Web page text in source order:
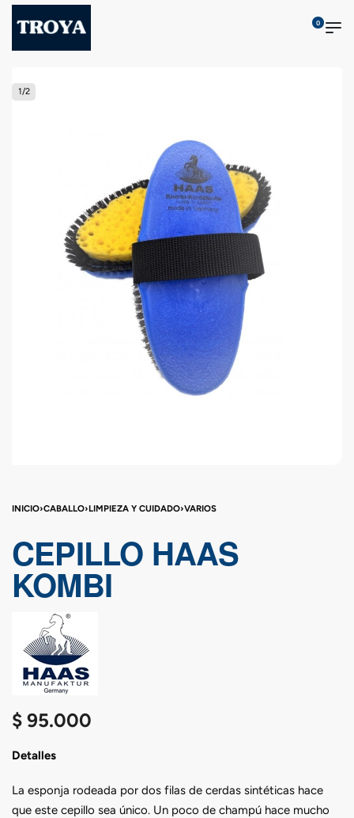
0
1/2
INICIO›CABALLO›LIMPIEZA Y CUIDADO›VARIOS
CEPILLO HAAS
KOMBI
$ 95.000
Detalles
La esponja rodeada por dos filas de cerdas sintéticas hace
que este cepillo sea único. Un poco de champú hace mucho